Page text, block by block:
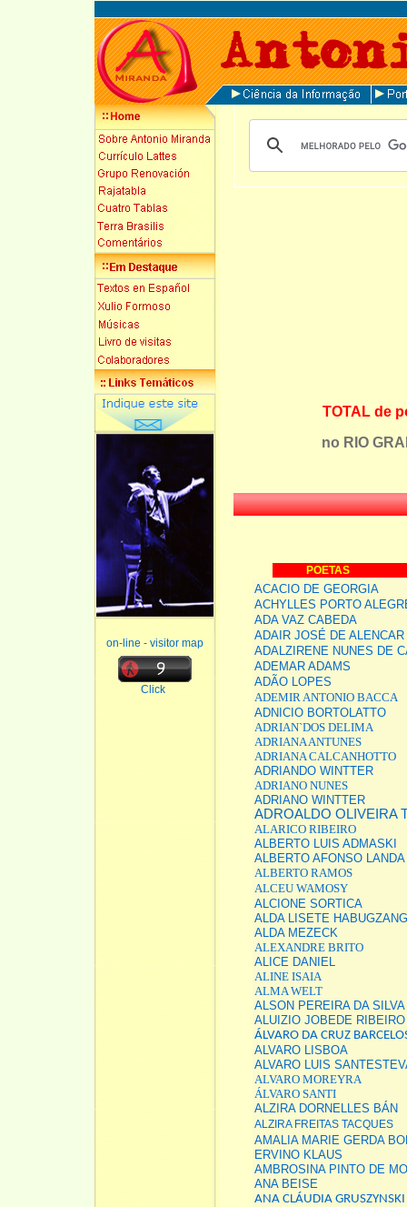
on-line - visitor map
Click
TOTAL de
no RIO
POETAS
ACACIO DE GEORGIA
ACHYLLES PORTO
ADA VAZ CABEDA
ADAIR JOSÉ DE ALENCAR
ADALZIRENE NUNES DE
ADEMAR ADAMS
ADÃO LOPES
ADEMIR ANTONIO BACCA
ADNICIO BORTOLATTO
ADRIAN`DOS DELIMA
ADRIANA ANTUNES
ADRIANA CALCANHOTTO
ADRIANDO WINTTER
ADRIANO NUNES
ADRIANO WINTTER
ADROALDO OLIVEIRA
ALARICO RIBEIRO
ALBERTO LUIS ADMASKI
ALBERTO AFONSO
ALBERTO RAMOS
ALCEU WAMOSY
ALCIONE SORTICA
ALDA LISETE
ALDA MEZECK
ALEXANDRE BRITO
ALICE DANIEL
ALINE ISAIA
ALMA WELT
ALSON PEREIRA DA SILVA
ALUIZIO JOBEDE
ÁLVARO DA CRUZ
ALVARO LISBOA
ALVARO LUIS
ALVARO MOREYRA
ÁLVARO SANTI
ALZIRA DORNELLES BÁN
ALZIRA FREITAS TACQUES
AMALIA MARIE GERDA
ERVINO KLAUS
AMBROSINA PINTO DE
ANA BEISE
ANA CLÁUDIA GRUSZYNSKI